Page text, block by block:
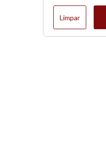
Limpar